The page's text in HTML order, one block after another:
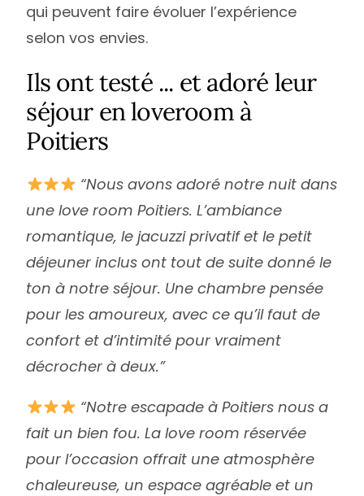
qui peuvent faire évoluer l’expérience
selon vos envies.
Ils ont testé ... et adoré leur
séjour en loveroom à
Poitiers
“Nous avons adoré notre nuit dans
une love room Poitiers. L’ambiance
romantique, le jacuzzi privatif et le petit
déjeuner inclus ont tout de suite donné le
ton à notre séjour. Une chambre pensée
pour les amoureux, avec ce qu’il faut de
confort et d’intimité pour vraiment
décrocher à deux.”
“Notre escapade à Poitiers nous a
fait un bien fou. La love room réservée
pour l’occasion offrait une atmosphère
chaleureuse, un espace agréable et un